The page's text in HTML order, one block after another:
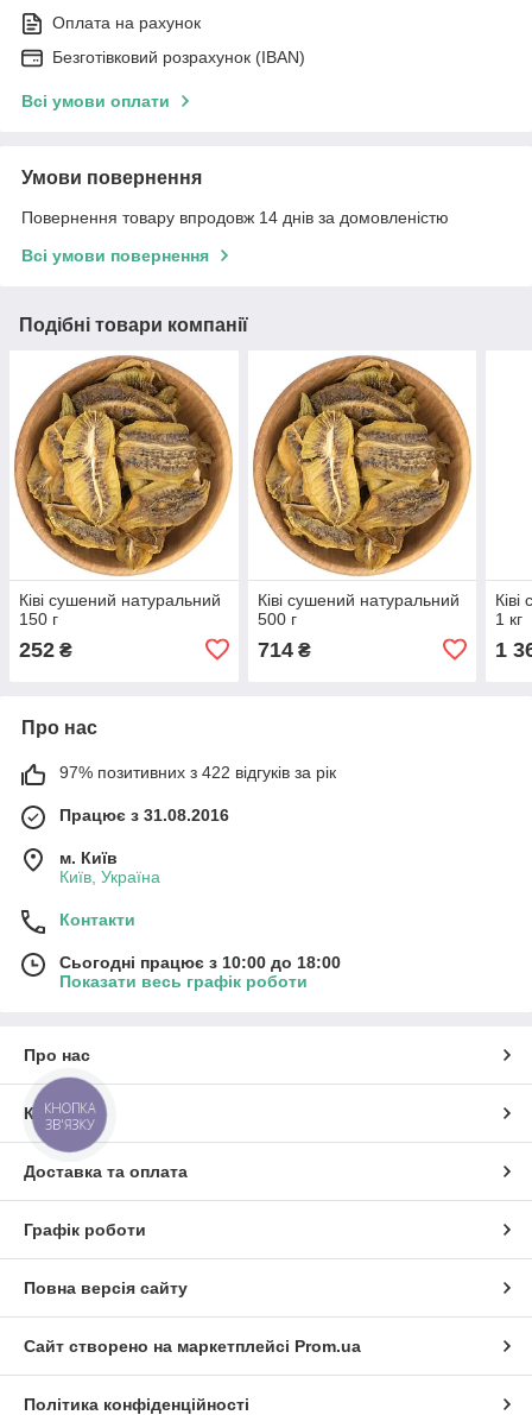
Оплата на рахунок
Безготівковий розрахунок (IBAN)
Всі умови оплати
Умови повернення
Повернення товару впродовж 14 днів за домовленістю
Всі умови повернення
Подібні товари компанії
Ківі сушений натуральний
150 г
252 ₴
Ківі сушений натуральний
500 г
714₴
1 кг
1
Про нас
97% позитивних з 422 відгуків за рік
Працює з 31.08.2016
м. Київ
Київ, Україна
Контакти
Сьогодні працює з 10:00 до 18:00
Показати весь графік роботи
Про нас
Контакти
Доставка та оплата
Графік роботи
Повна версія сайту
Сайт створено на маркетплейсі Prom.ua
Політика конфіденційності
КНОПКА
ЗВ'ЯЗКУ